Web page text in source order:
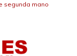
segunda mano